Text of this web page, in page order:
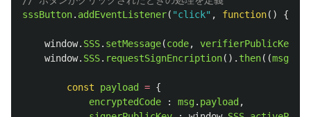
sssButton. addEventListener( "click" , function() {
window. SSS. setMessage(code, verifierPublicKey
window. SSS. requestSignEncription(). then((msg
const payload = {
encryptedCode
: msg. payload ,